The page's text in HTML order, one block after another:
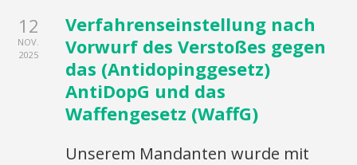
12
NOV.
2025
Verfahrenseinstellung nach
Vorwurf des Verstoßes gegen
das (Antidopinggesetz)
AntiDopG und das
Waffengesetz (WaffG)
Unserem Mandanten wurde mit